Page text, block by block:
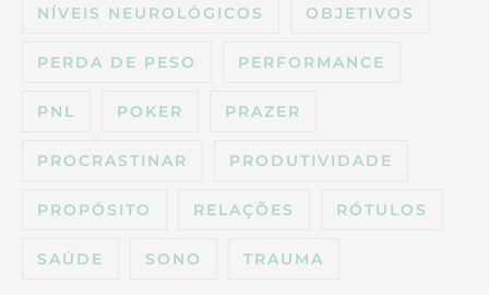
NÍVEIS NEUROLÓGICOS OBJETIVOS
PERDA DE PESO PERFORMANCE
PNL POKER PRAZER
PROCRASTINAR PRODUTIVIDADE
PROPÓSITO RELAÇÕES RÓTULOS
SAÚDE SONO TRAUMA